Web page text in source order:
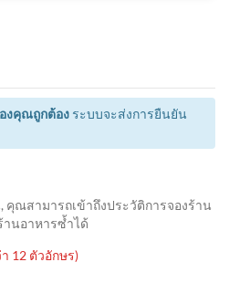
งคุณถูกต้อง ระบบจะส่งการยืนยัน
คุณสามารถเข้าถึงประวัติการจองร้าน
นอาหารซ้ำได้
12 ตัวอักษร)